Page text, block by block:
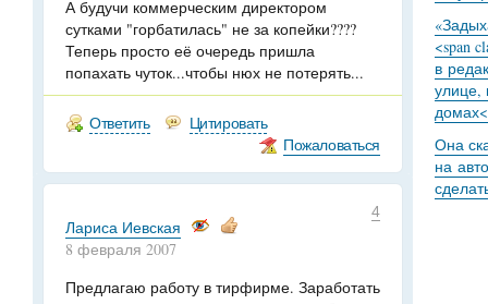
А будучи коммерческим директором
сутками "горбатилась" не за копейки????
Теперь просто её очередь пришла
попахать чуток...чтобы нюх не потерять...
Ответить
Цитировать
Пожаловаться
4
Лариса Иевская
8 февраля 2007
Предлагаю работу в тирфирме. Заработать
<span
в
улице,
Она
на